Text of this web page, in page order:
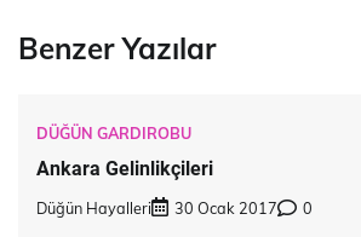
Benzer Yazılar
DÜĞÜN GARDIROBU
Ankara Gelinlikçileri
Düğün Hayalleri 30 Ocak 2017 0